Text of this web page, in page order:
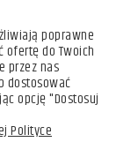
poprawne
ofertę do Twoich
przez nas
dostosować
opcję "Dostosuj
Polityce